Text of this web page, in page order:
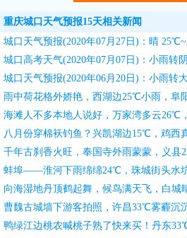
重庆城口天气预报15天相关新闻
城口天气预报(2020年07月27日)：晴
城口高考天气(2020年07月07日)：小雨转
城口天气预报(2020年06月20日)：小雨转
雨中荷花格外娇艳，西湖边25℃小雨，阜
海滩人不多本地人说好，万家湾多云26℃
八月份穿棉袄钓鱼？兴凯湖边15℃，鸡西
千年古刹香火旺，奉国寺外雨蒙蒙，义县
蚌埠——淮河下雨绵绵24℃，珠城街头水
向海湿地丹顶鹤起舞，候鸟满天飞，白城
曹魏古城墙下游客拍照，许昌33℃雾霾沉
鸭绿江边桃农喊桃子熟了快来买！丹东